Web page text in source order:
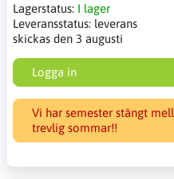
Lagerstatus: I lager
Leveransstatus: leverans
skickas den 3 augusti
Logga in
Vi har semester stängt
trevlig sommar!!